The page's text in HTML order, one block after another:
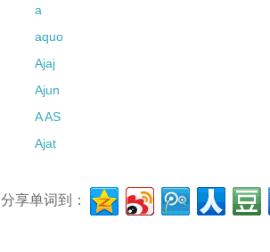
a
aquo
Ajaj
Ajun
A AS
Ajat
分享单词到：